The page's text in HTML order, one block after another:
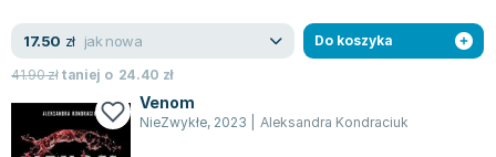
17.50 zł jak nowa
41.90złtaniej o 24.40 zł
Do koszyka
Venom
NieZwykłe, 2023 Aleksandra Kondraciuk